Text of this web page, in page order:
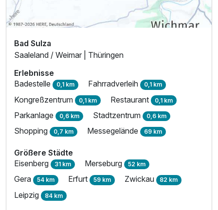
p.P. ab642,00 €
Bad Sulza
Saaleland / Weimar | Thüringen
Erlebnisse
Badestelle 0,1 km Fahrradverleih 0,1 km
Kongreßzentrum 0,1 km Restaurant 0,1 km
Parkanlage 0,6 km Stadtzentrum 0,6 km
Shopping 0,7 km Messegelände 69 km
Größere Städte
Eisenberg 31 km Merseburg 52 km
Gera 54 km Erfurt 59 km Zwickau 82 km
Leipzig 84 km